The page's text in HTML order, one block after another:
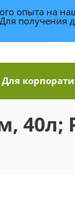
Для
40л;
опыта на
получения